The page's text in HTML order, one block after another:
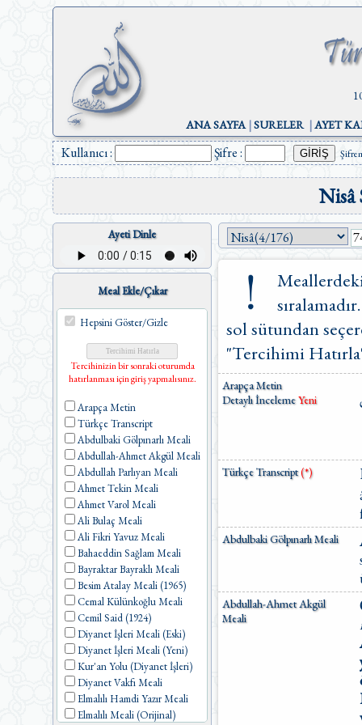
ANA SAYFA|SURELER|AYET
Kullanıcı : Şifre :
Nisâ
Ayeti Dinle
Meal Ekle/Çıkar
Hepsini Göster/Gizle
Tercihinizin bir sonraki oturumda
hatırlanması için giriş yapmalısınız.
Arapça Metin
Türkçe Transcript
Abdulbaki Gölpınarlı Meali
Abdullah-Ahmet Akgül Meali
Abdullah Parlıyan Meali
Ahmet Tekin Meali
Ahmet Varol Meali
Ali Bulaç Meali
Ali Fikri Yavuz Meali
Bahaeddin Sağlam Meali
Bayraktar Bayraklı Meali
Besim Atalay Meali (1965)
Cemal Külünkoğlu Meali
Cemil Said (1924)
Diyanet İşleri Meali (Eski)
Diyanet İşleri Meali (Yeni)
Kur'an Yolu (Diyanet İşleri)
Diyanet Vakfı Meali
Elmalılı Hamdi Yazır Meali
Elmalılı Meali (Orijinal)
sol sütundan
"Tercihimi
Arapça Metin
Detaylı İncelemeYeni
Türkçe Transcript(*)
Abdulbaki Gölpınarlı Meali
Abdullah-Ahmet Akgül
Meali